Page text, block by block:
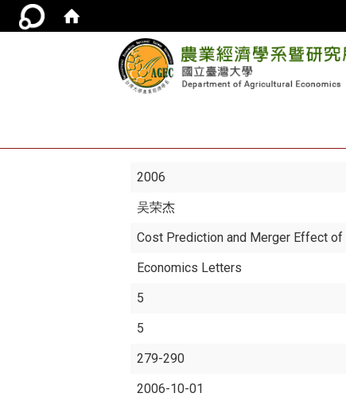
2006
吴荣杰
Cost Prediction and Merger Effect of
Economics Letters
5
5
279-290
2006-10-01